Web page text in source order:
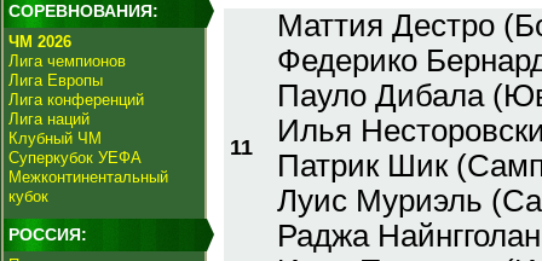
СОРЕВНОВАНИЯ:
ЧМ 2026
Лига чемпионов
Лига Европы
Лига конференций
Лига наций
Клубный ЧМ
Суперкубок УЕФА
Межконтинентальный
кубок
РОССИЯ:
11
Маттия Дестро
Федерико
Пауло Дибала
Илья
Патрик Шик
Луис Муриэль
Раджа